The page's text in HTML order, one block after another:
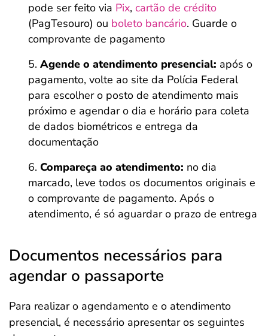
pode ser feito via Pix, cartão de crédito
(PagTesouro) ou boleto bancário. Guarde o
comprovante de pagamento
Agende o atendimento presencial: após o
pagamento, volte ao site da Polícia Federal
para escolher o posto de atendimento mais
próximo e agendar o dia e horário para coleta
de dados biométricos e entrega da
documentação
Compareça ao atendimento: no dia
marcado, leve todos os documentos originais e
o comprovante de pagamento. Após o
atendimento, é só aguardar o prazo de entrega
Documentos necessários para
agendar o passaporte
Para realizar o agendamento e o atendimento
presencial, é necessário apresentar os seguintes